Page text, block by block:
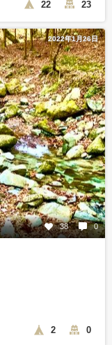
22 23
2022年1月26日
38 0
2 0